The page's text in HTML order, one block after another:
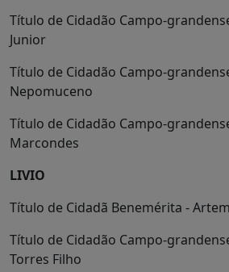
Título de Cidadão Campo-
Junior
Título de Cidadão Campo-
Nepomuceno
Título de Cidadão Campo-
Marcondes
LIVIO
Título de Cidadã Benemérita -
Título de Cidadão Campo-
Torres Filho